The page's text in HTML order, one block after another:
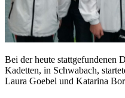
Bei der heute stattgefundenen
Kadetten, in Schwabach,
Laura Goebel und Katarina